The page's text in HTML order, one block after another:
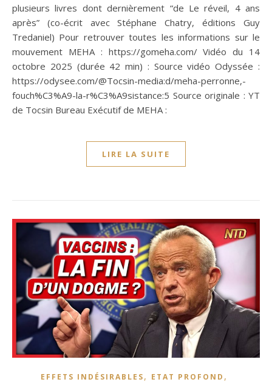
plusieurs livres dont dernièrement “de Le réveil, 4 ans
après” (co-écrit avec Stéphane Chatry, éditions Guy
Tredaniel) Pour retrouver toutes les informations sur le
mouvement MEHA : https://gomeha.com/ Vidéo du 14
octobre 2025 (durée 42 min) : Source vidéo Odyssée :
https://odysee.com/@Tocsin-media:d/meha-perronne,-
fouch%C3%A9-la-r%C3%A9sistance:5 Source originale : YT
de Tocsin Bureau Exécutif de MEHA :
LIRE LA SUITE
EFFETS INDÉSIRABLES, ETAT PROFOND ,